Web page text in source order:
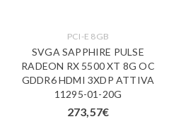
PCI-E 8GB
SVGA SAPPHIRE PULSE
RADEON RX 5500 XT 8G OC
GDDR6 HDMI 3XDP ATTIVA
11295-01-20G
273,57€